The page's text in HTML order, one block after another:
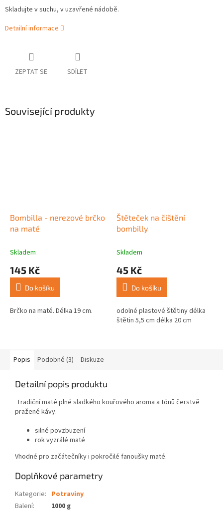
Skladujte v suchu, v uzavřené nádobě.
Detailní informace
ZEPTAT SE SDÍLET
Související produkty
Bombilla - nerezové brčko
na maté
Skladem
145 Kč
Do košíku
Brčko na maté. Délka 19 cm.
Štěteček na čištění
bombilly
Skladem
45 Kč
Do košíku
odolné plastové štětiny délka
štětin 5,5 cm délka 20 cm
Popis Podobné (3) Diskuze
Detailní popis produktu
Tradiční maté plné sladkého kouřového aroma a tónů čerstvě
pražené kávy.
silné povzbuzení
rok vyzrálé maté
Vhodné pro začátečníky i pokročilé fanoušky maté.
Doplňkové parametry
Kategorie: Potraviny
Balení: 1000 g